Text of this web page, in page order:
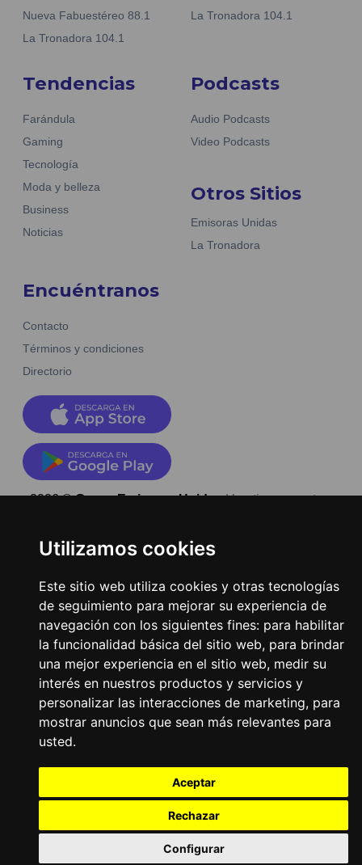
Utilizamos cookies
Este sitio web utiliza cookies y otras tecnologías
de seguimiento para mejorar su experiencia de
navegación con los siguientes fines: para habilitar
la funcionalidad básica del sitio web, para brindar
una mejor experiencia en el sitio web, medir su
interés en nuestros productos y servicios y
personalizar las interacciones de marketing, para
mostrar anuncios que sean más relevantes para
usted.
Aceptar
Rechazar
Configurar
Nueva Fabuestéreo 88.1
La Tronadora 104.1
La Tronadora 104.1
Tendencias
Farándula
Gaming
Tecnología
Moda y belleza
Business
Noticias
Podcasts
Audio Podcasts
Video Podcasts
Otros Sitios
Emisoras Unidas
La Tronadora
Encuéntranos
Contacto
Términos y condiciones
Directorio
2026©Grupo Emisoras Unidas | hosting, soporte y